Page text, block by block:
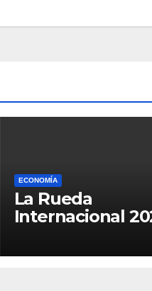
ECONOMÍA
La Rueda
Internacional
como hub de